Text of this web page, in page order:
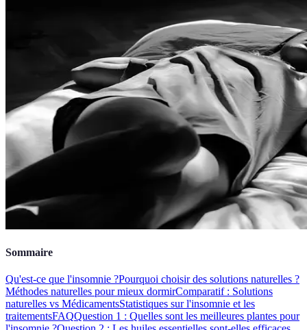
Sommaire
Qu'est-ce que l'insomnie ?Pourquoi choisir des solutions naturelles ?
Méthodes naturelles pour mieux dormirComparatif : Solutions
naturelles vs MédicamentsStatistiques sur l'insomnie et les
traitementsFAQQuestion 1 : Quelles sont les meilleures plantes pour